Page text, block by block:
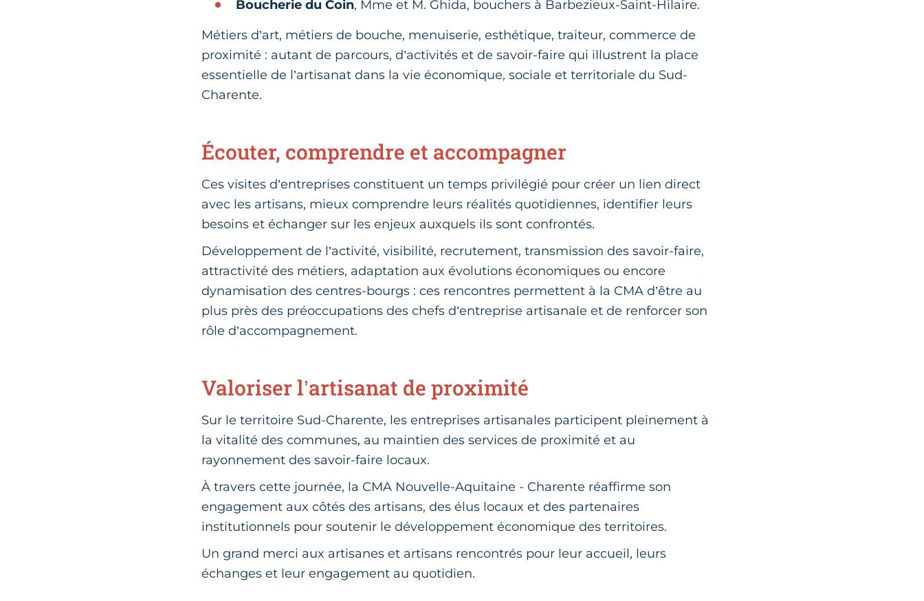
Boucherie du Coin, Mme et M. Ghida, bouchers à Barbezieux-Saint-Hilaire.
Métiers d’art, métiers de bouche, menuiserie, esthétique, traiteur, commerce de
proximité : autant de parcours, d’activités et de savoir-faire qui illustrent la place
essentielle de l’artisanat dans la vie économique, sociale et territoriale du Sud-
Charente.
Écouter, comprendre et accompagner
Ces visites d’entreprises constituent un temps privilégié pour créer un lien direct
avec les artisans, mieux comprendre leurs réalités quotidiennes, identifier leurs
besoins et échanger sur les enjeux auxquels ils sont confrontés.
Développement de l’activité, visibilité, recrutement, transmission des savoir-faire,
attractivité des métiers, adaptation aux évolutions économiques ou encore
dynamisation des centres-bourgs : ces rencontres permettent à la CMA d’être au
plus près des préoccupations des chefs d’entreprise artisanale et de renforcer son
rôle d’accompagnement.
Valoriser l’artisanat de proximité
Sur le territoire Sud-Charente, les entreprises artisanales participent pleinement à
la vitalité des communes, au maintien des services de proximité et au
rayonnement des savoir-faire locaux.
À travers cette journée, la CMA Nouvelle-Aquitaine - Charente réaffirme son
engagement aux côtés des artisans, des élus locaux et des partenaires
institutionnels pour soutenir le développement économique des territoires.
Un grand merci aux artisanes et artisans rencontrés pour leur accueil, leurs
échanges et leur engagement au quotidien.